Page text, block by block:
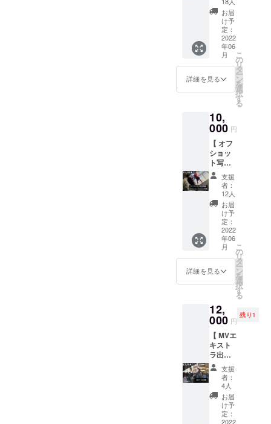
セージ
を送ら
せてい
ただき
ます
バムカ
バーの
デザイ
ンや
ミュー
ジック
ビデオ
の一部
をス
テッ
したも
のをお
送りし
ます。
〈内
容〉 ・
お礼の
メッ
セージ
カード
・ス
テッ
カー3枚
セット
※ ス
テッ
カーデ
だけま
せん
お届
け予
定：
2022
年06
月
詳細を見る
こ
の
リ
タ
ー
ン
を
選
択
す
る
10,
000 円
【 オフ
ショッ
ト写真
+ エン
ドロー
ルにお
名前掲
載 】
ミュー
ジック
ビデオ
撮影時
のオフ
ショッ
ト写真
にお礼
セージ
を入れ
たデー
タをお
送りし
ます。
また、
ミュー
ジック
ビデオ
の最後
に流れ
支援
者：
12人
お届
け予
定：
2022
年06
月
詳細を見る
こ
の
リ
タ
ー
ン
を
選
択
す
る
12,
000 円
残り1
【 MVエ
キスト
ラ出演
権 】\\
限定５
名 //
ミュー
ジック
ビデオ
支援
者：
4人
お届
け予
定：
2022